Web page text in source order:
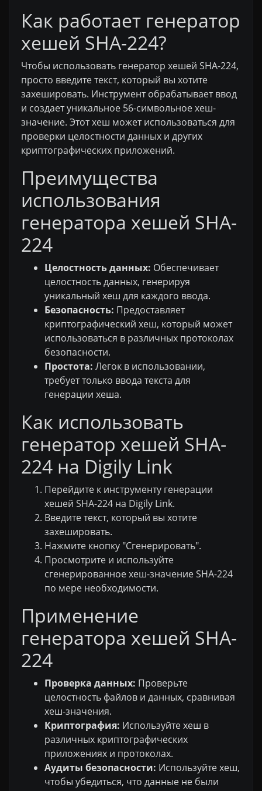
Как работает генератор
хешей SHA-224?
Чтобы использовать генератор хешей SHA-224,
просто введите текст, который вы хотите
захешировать. Инструмент обрабатывает ввод
и создает уникальное 56-символьное хеш-
значение. Этот хеш может использоваться для
проверки целостности данных и других
криптографических приложений.
Преимущества
использования
генератора хешей SHA-
224
Целостность данных: Обеспечивает
целостность данных, генерируя
уникальный хеш для каждого ввода.
Безопасность: Предоставляет
криптографический хеш, который может
использоваться в различных протоколах
безопасности.
Простота: Легок в использовании,
требует только ввода текста для
генерации хеша.
Как использовать
генератор хешей SHA-
224 на Digily Link
Перейдите к инструменту генерации
хешей SHA-224 на Digily Link.
Введите текст, который вы хотите
захешировать.
Нажмите кнопку "Сгенерировать".
Просмотрите и используйте
сгенерированное хеш-значение SHA-224
по мере необходимости.
Применение
генератора хешей SHA-
224
Проверка данных: Проверьте
целостность файлов и данных, сравнивая
хеш-значения.
Криптография: Используйте хеш в
различных криптографических
приложениях и протоколах.
Аудиты безопасности: Используйте хеш,
чтобы убедиться, что данные не были